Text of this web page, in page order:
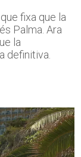
fixa que la
Palma. Ara
la
definitiva.